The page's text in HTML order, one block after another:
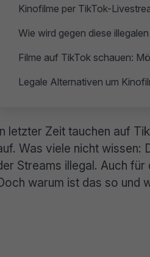
Kinofilme per TikTok-
Wie wird gegen diese
Filme auf TikTok schauen:
Legale Alternativen um
In letzter Zeit tauchen auf
Was viele nicht wissen:
Streams illegal. Auch
warum ist das so und